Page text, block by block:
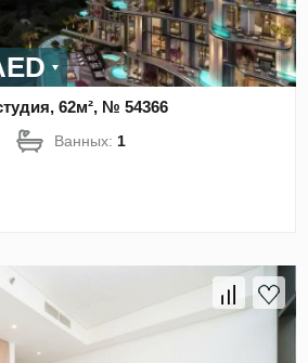
62м², № 54366
Ванных:1